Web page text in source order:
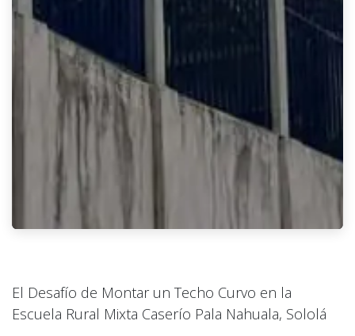
El Desafío de Montar un Techo Curvo en la
Escuela Rural Mixta Caserío Pala Nahuala, Sololá